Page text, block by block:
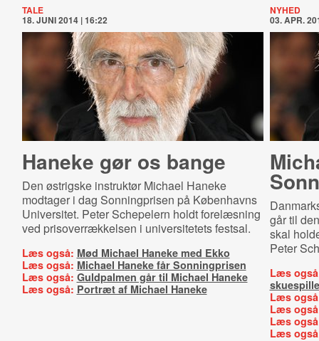
TALE
18. JUNI 2014 | 16:22
Haneke gør os bange
Den østrigske instruktør Michael Haneke
modtager i dag Sonningprisen på Københavns
Universitet. Peter Schepelern holdt forelæsning
ved prisoverrækkelsen i universitetets festsal.
Læs også: Mød Michael Haneke med Ekko
Læs også: Michael Haneke får Sonningprisen
Læs også: Guldpalmen går til Michael Haneke
Læs også: Portræt af Michael Haneke
NYHED
03. APR.
går til
skal
Peter
Læs
Læs
Læs
Læs
Læs